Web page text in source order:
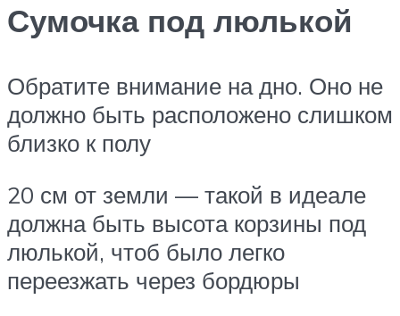
Сумочка под люлькой
Обратите внимание на дно. Оно не
должно быть расположено слишком
близко к полу
20 см от земли — такой в идеале
должна быть высота корзины под
люлькой, чтоб было легко
переезжать через бордюры